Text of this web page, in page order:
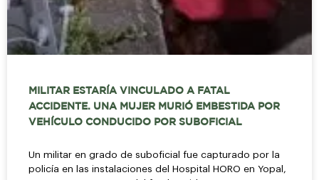
MILITAR ESTARÍA VINCULADO A FATAL
ACCIDENTE. UNA MUJER MURIÓ EMBESTIDA POR
VEHÍCULO CONDUCIDO POR SUBOFICIAL
Un militar en grado de suboficial fue capturado por la
policía en las instalaciones del Hospital HORO en Yopal,